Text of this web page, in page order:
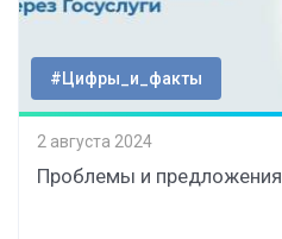
#Цифры_и_факты
2 августа 2024
Проблемы и предложения